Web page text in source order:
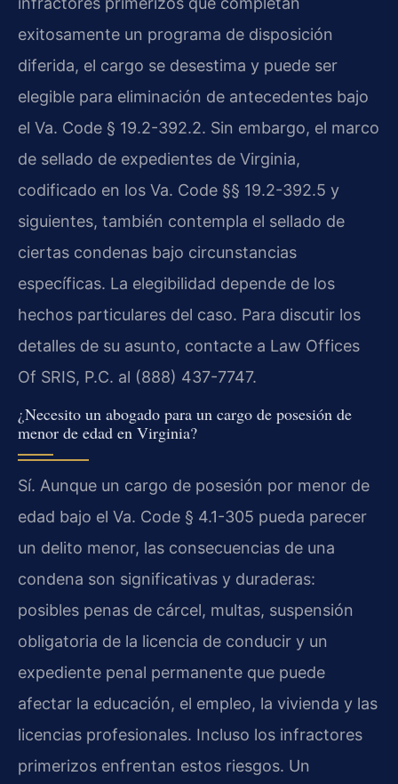
exitosamente un programa de disposición
diferida, el cargo se desestima y puede ser
elegible para eliminación de antecedentes bajo
el Va. Code § 19.2-392.2. Sin embargo, el marco
de sellado de expedientes de Virginia,
codificado en los Va. Code §§ 19.2-392.5 y
siguientes, también contempla el sellado de
ciertas condenas bajo circunstancias
específicas. La elegibilidad depende de los
hechos particulares del caso. Para discutir los
detalles de su asunto, contacte a Law Offices
Of SRIS, P.C. al (888) 437-7747.
¿Necesito un abogado para un cargo de posesión de
menor de edad en Virginia?
Sí. Aunque un cargo de posesión por menor de
edad bajo el Va. Code § 4.1-305 pueda parecer
un delito menor, las consecuencias de una
condena son significativas y duraderas:
posibles penas de cárcel, multas, suspensión
obligatoria de la licencia de conducir y un
expediente penal permanente que puede
afectar la educación, el empleo, la vivienda y las
licencias profesionales. Incluso los infractores
primerizos enfrentan estos riesgos. Un